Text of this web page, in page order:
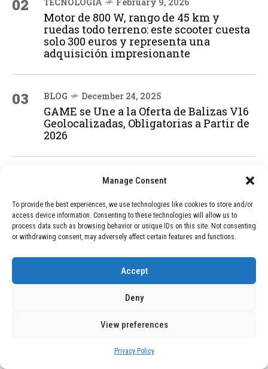
Manage Consent
To provide the best experiences, we use technologies like cookies to store and/or
access device information. Consenting to these technologies will allow us to
process data such as browsing behavior or unique IDs on this site. Not consenting
or withdrawing consent, may adversely affect certain features and functions.
Accept
Deny
View preferences
Privacy Policy
02
Motor de 800 W, rango de 45 km y
ruedas todo terreno: este scooter cuesta
solo 300 euros y representa una
adquisición impresionante
03 BLOG December 24, 2025
GAME se Une a la Oferta de Balizas V16
Geolocalizadas, Obligatorias a Partir de
2026
December 24, 2025
de Ancianos de Pensilvania Deja al
Menos Dos Víctimas Fatales